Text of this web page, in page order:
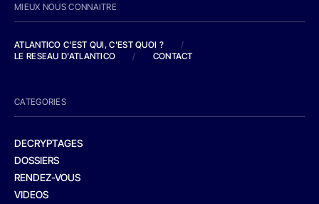
MIEUX NOUS CONNAITRE
ATLANTICO C'EST QUI, C'EST QUOI ?
/
LE RESEAU D'ATLANTICO
/ CONTACT
CATEGORIES
DECRYPTAGES
DOSSIERS
RENDEZ-VOUS
VIDEOS